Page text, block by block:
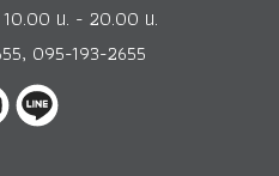
10.00 น. - 20.00 น.
095-193-2655